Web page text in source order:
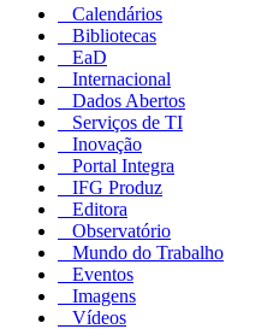
Calendários
Bibliotecas
EaD
Internacional
Dados Abertos
Serviços de TI
Inovação
Portal Integra
IFG Produz
Editora
Observatório
Mundo do Trabalho
Eventos
Imagens
Vídeos